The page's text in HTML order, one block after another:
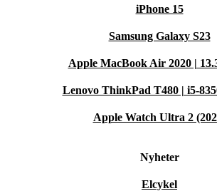
iPhone 15
Samsung Galaxy S23
Apple MacBook Air 2020 |
Lenovo ThinkPad T480 | i5-
Apple Watch Ultra 2
Nyheter
Elcykel